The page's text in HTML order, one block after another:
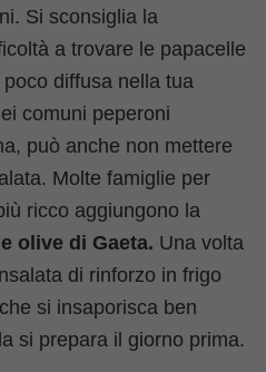
Si sconsiglia la
a trovare le papacelle
diffusa nella tua
comuni peperoni
può anche non mettere
Molte famiglie per
ricco aggiungono la
olive di Gaeta. Una volta
di rinforzo in frigo
si insaporisca ben
si prepara il giorno prima.